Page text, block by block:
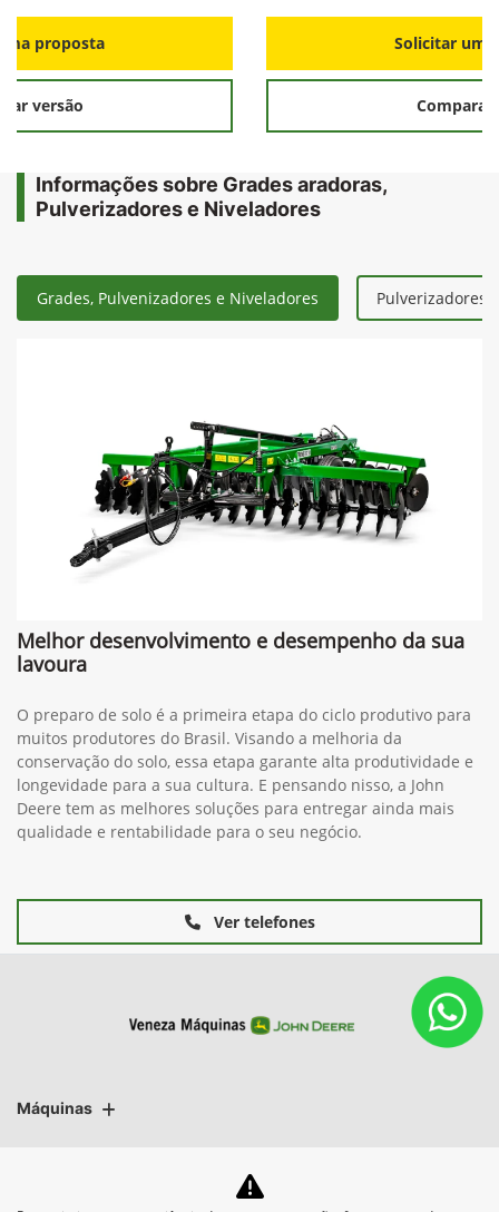
proposta
versão
Solicitar
Comparar
Informações sobre Grades aradoras,
Pulverizadores e Niveladores
Grades, Pulvenizadores e Niveladores Pulverizadores
Melhor desenvolvimento e desempenho da sua
lavoura
O preparo de solo é a primeira etapa do ciclo produtivo para
muitos produtores do Brasil. Visando a melhoria da
conservação do solo, essa etapa garante alta produtividade e
longevidade para a sua cultura. E pensando nisso, a John
Deere tem as melhores soluções para entregar ainda mais
qualidade e rentabilidade para o seu negócio.
Ver telefones
Máquinas